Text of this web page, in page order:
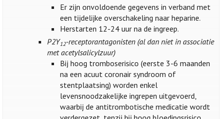
Er zijn onvoldoende gegevens in verband met
een tijdelijke overschakeling naar heparine.
Herstarten 12-24 uur na de ingreep.
P2Y12-receptorantagonisten (al dan niet in associatie
met acetylsalicylzuur)
Bij hoog tromboserisico (eerste 3-6 maanden
na een acuut coronair syndroom of
stentplaatsing) worden enkel
levensnoodzakelijke ingrepen uitgevoerd,
waarbij de antitrombotische medicatie wordt